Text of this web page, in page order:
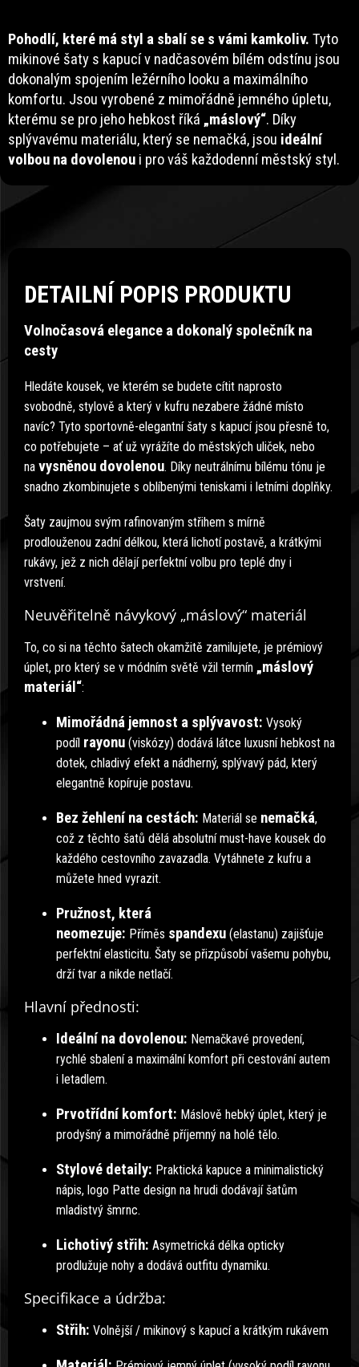
Pohodlí, které má styl a sbalí se s vámi kamkoliv. Tyto
mikinové šaty s kapucí v nadčasovém bílém odstínu jsou
dokonalým spojením ležérního looku a maximálního
komfortu. Jsou vyrobené z mimořádně jemného úpletu,
kterému se pro jeho hebkost říká „máslový“. Díky
splývavému materiálu, který se nemačká, jsou ideální
volbou na dovolenou i pro váš každodenní městský styl.
DETAILNÍ POPIS PRODUKTU
Volnočasová elegance a dokonalý společník na
cesty
Hledáte kousek, ve kterém se budete cítit naprosto
svobodně, stylově a který v kufru nezabere žádné místo
navíc? Tyto sportovně-elegantní šaty s kapucí jsou přesně to,
co potřebujete – ať už vyrážíte do městských uliček, nebo
na vysněnou dovolenou. Díky neutrálnímu bílému tónu je
snadno zkombinujete s oblíbenými teniskami i letními doplňky.
Šaty zaujmou svým rafinovaným střihem s mírně
prodlouženou zadní délkou, která lichotí postavě, a krátkými
rukávy, jež z nich dělají perfektní volbu pro teplé dny i
vrstvení.
Neuvěřitelně návykový „máslový“ materiál
To, co si na těchto šatech okamžitě zamilujete, je prémiový
úplet, pro který se v módním světě vžil termín „máslový
materiál“:
Mimořádná jemnost a splývavost: Vysoký
podíl rayonu (viskózy) dodává látce luxusní hebkost na
dotek, chladivý efekt a nádherný, splývavý pád, který
elegantně kopíruje postavu.
Bez žehlení na cestách: Materiál se nemačká,
což z těchto šatů dělá absolutní must-have kousek do
každého cestovního zavazadla. Vytáhnete z kufru a
můžete hned vyrazit.
Pružnost, která
neomezuje: Příměs spandexu (elastanu) zajišťuje
perfektní elasticitu. Šaty se přizpůsobí vašemu pohybu,
drží tvar a nikde netlačí.
Hlavní přednosti:
Ideální na dovolenou: Nemačkavé provedení,
rychlé sbalení a maximální komfort při cestování autem
i letadlem.
Prvotřídní komfort: Máslově hebký úplet, který je
prodyšný a mimořádně příjemný na holé tělo.
Stylové detaily: Praktická kapuce a minimalistický
nápis, logo Patte design na hrudi dodávají šatům
mladistvý šmrnc.
Lichotivý střih: Asymetrická délka opticky
prodlužuje nohy a dodává outfitu dynamiku.
Specifikace a údržba:
Střih: Volnější / mikinový s kapucí a krátkým rukávem